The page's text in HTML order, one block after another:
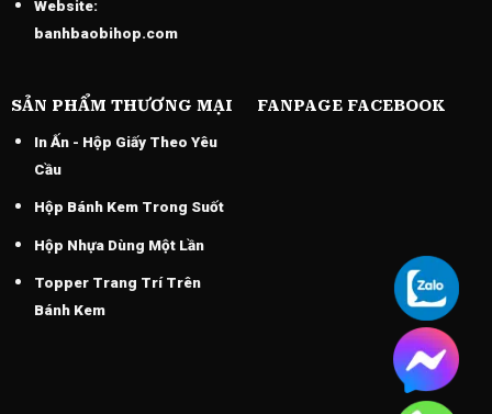
Website:
banhbaobihop.com
SẢN PHẨM THƯƠNG MẠI
In Ấn - Hộp Giấy Theo Yêu
Cầu
Hộp Bánh Kem Trong Suốt
Hộp Nhựa Dùng Một Lần
Topper Trang Trí Trên
Bánh Kem
FANPAGE FACEBOOK